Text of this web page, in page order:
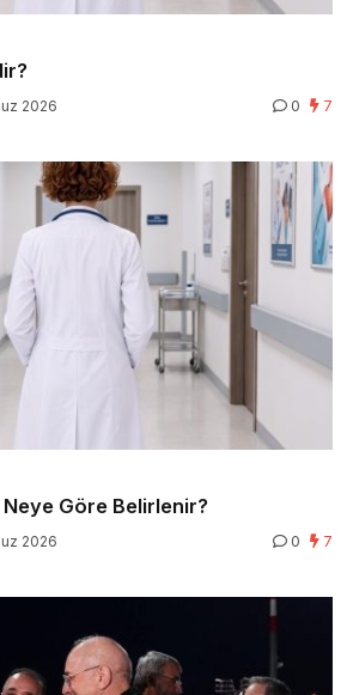
2026 0 7
Neye Göre Belirlenir?
2026 0 7